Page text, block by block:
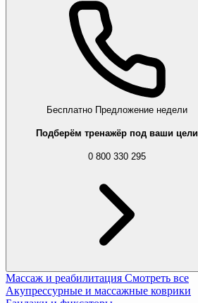
Бесплатно Предложение недели
Подберём тренажёр под ваши цели
0 800 330 295
Массаж и реабилитация Смотреть все
Акупрессурные и массажные коврики